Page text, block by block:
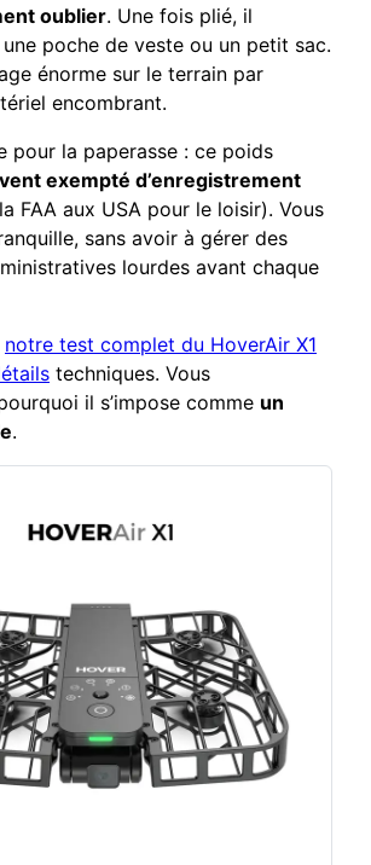
oublier. Une fois plié, il
poche de veste ou un petit sac.
énorme sur le terrain par
encombrant.
pour la paperasse : ce poids
exempté d’enregistrement
FAA aux USA pour le loisir). Vous
sans avoir à gérer des
lourdes avant chaque
notre test complet du HoverAir X1
techniques. Vous
il s’impose comme un
.